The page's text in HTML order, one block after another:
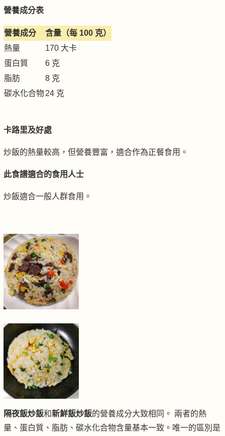
營養成分表
營養成分
含量（每 100 克）
熱量
170 大卡
蛋白質
6 克
脂肪
8 克
碳水化合物24 克
卡路里及好處
炒飯的熱量較高，但營養豐富，適合作為正餐食用。
此食譜適合的食用人士
炒飯適合一般人群食用。
隔夜飯炒飯和新鮮飯炒飯的營養成分大致相同。 兩者的熱
量、蛋白質、脂肪、碳水化合物含量基本一致。唯一的區別是